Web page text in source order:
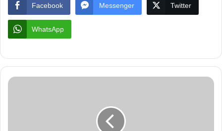
Facebook Messenger Twitter
WhatsApp